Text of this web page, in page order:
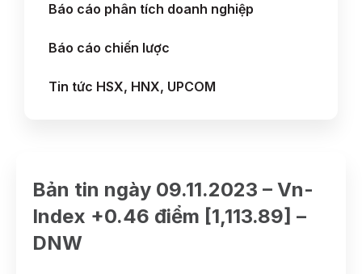
Báo cáo phân tích doanh nghiệp
Báo cáo chiến lược
Tin tức HSX, HNX, UPCOM
Bản tin ngày 09.11.2023 – Vn-
Index +0.46 điểm [1,113.89] –
DNW